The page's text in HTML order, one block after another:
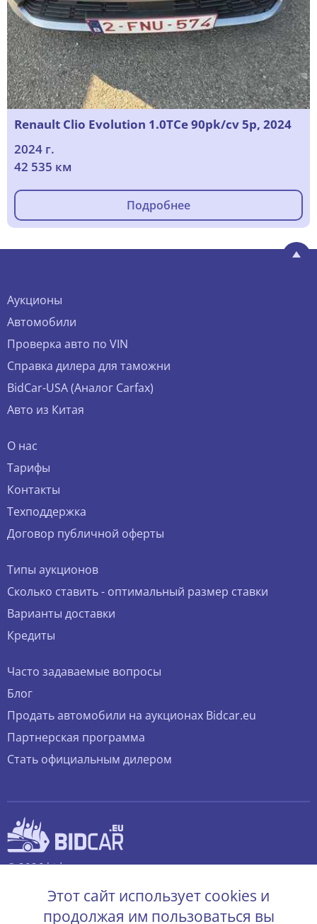
Renault Clio Evolution 1.0TCe 90pk/cv 5p, 2024
2024 г.
42 535 км
Подробнее
Аукционы
Автомобили
Проверка авто по VIN
Справка дилера для таможни
BidCar-USA (Аналог Carfax)
Авто из Китая
О нас
Тарифы
Контакты
Техподдержка
Договор публичной оферты
Типы аукционов
Сколько ставить - оптимальный размер ставки
Варианты доставки
Кредиты
Часто задаваемые вопросы
Блог
Продать автомобили на аукционах Bidcar.eu
Партнерская программа
Стать официальным дилером
© 2026 bidcar.eu
Этот сайт использует cookies и
продолжая им пользоваться вы